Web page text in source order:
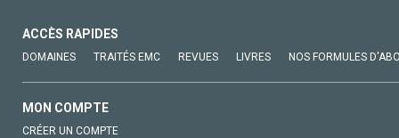
ACCÈS RAPIDES
DOMAINES TRAITÉS EMC REVUES LIVRES NOS FORMULES
MON COMPTE
CRÉER UN COMPTE